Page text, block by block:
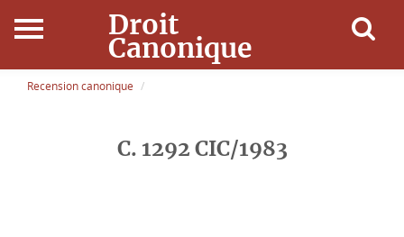
Droit
Canonique
Accueil
Recension canonique
C. 1292 CIC/1983